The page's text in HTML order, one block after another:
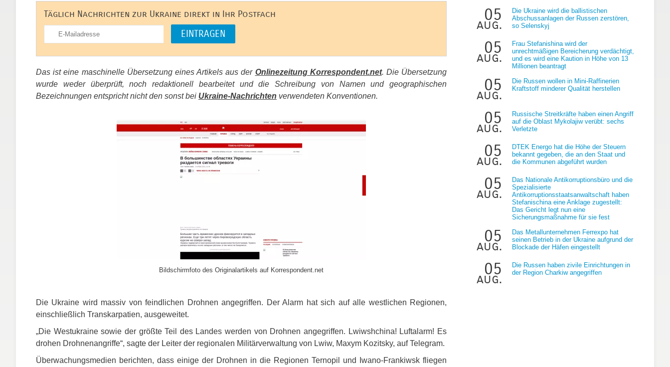
Täglich Nachrichten zur Ukraine direkt in Ihr Postfach
Das ist eine maschinelle Übersetzung eines Artikels aus der Onlinezeitung Korrespondent.net. Die Übersetzung
wurde weder überprüft, noch redaktionell bearbeitet und die Schreibung von Namen und geographischen
Bezeichnungen entspricht nicht den sonst bei Ukraine-Nachrichten verwendeten Konventionen.
Bildschirmfoto des Originalartikels auf Korrespondent.net
Die Ukraine wird massiv von feindlichen Drohnen angegriffen. Der Alarm hat sich auf alle westlichen Regionen,
einschließlich Transkarpatien, ausgeweitet.
„Die Westukraine sowie der größte Teil des Landes werden von Drohnen angegriffen. Lwiwshchina! Luftalarm! Es
drohen Drohnenangriffe“, sagte der Leiter der regionalen Militärverwaltung von Lwiw, Maxym Kozitsky, auf Telegram.
Überwachungsmedien berichten, dass einige der Drohnen in die Regionen Ternopil und Iwano-Frankiwsk fliegen
05
aug.
Die Ukraine wird die ballistischen
Abschussanlagen der Russen zerstören,
so Selenskyj
05
aug.
Frau Stefanishina wird der
unrechtmäßigen Bereicherung verdächtigt,
und es wird eine Kaution in Höhe von 13
Millionen beantragt
05
aug.
Die Russen wollen in Mini-Raffinerien
Kraftstoff minderer Qualität herstellen
05
aug.
Russische Streitkräfte haben einen Angriff
auf die Oblast Mykolajiw verübt: sechs
Verletzte
05
aug.
DTEK Energo hat die Höhe der Steuern
bekannt gegeben, die an den Staat und
die Kommunen abgeführt wurden
05
aug.
Das Nationale Antikorruptionsbüro und die
Spezialisierte
Antikorruptionsstaatsanwaltschaft haben
Stefanischina eine Anklage zugestellt:
Das Gericht legt nun eine
Sicherungsmaßnahme für sie fest
05
aug.
Das Metallunternehmen Ferrexpo hat
seinen Betrieb in der Ukraine aufgrund der
Blockade der Häfen eingestellt
05
aug.
Die Russen haben zivile Einrichtungen in
der Region Charkiw angegriffen